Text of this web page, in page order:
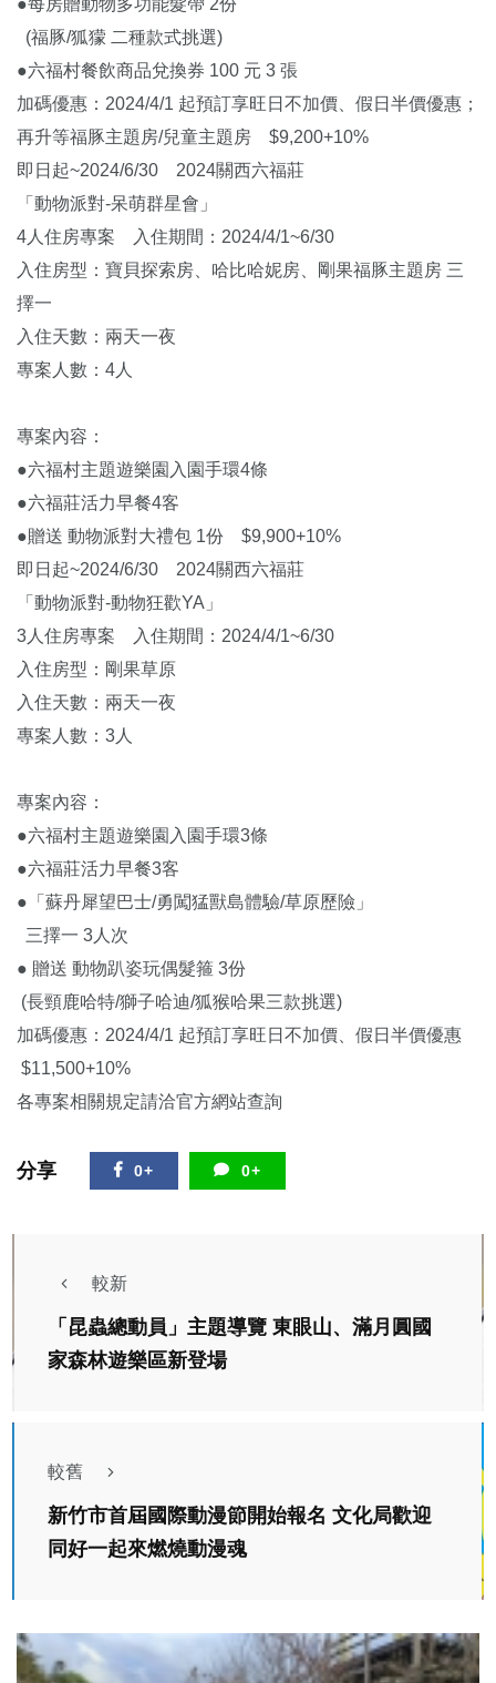
(福豚/狐獴 二種款式挑選)
●六福村餐飲商品兌換券 100 元 3 張
加碼優惠：2024/4/1 起預訂享旺日不加價、假日半價優惠；
再升等福豚主題房/兒童主題房 $9,200+10%
即日起~2024/6/30 2024關西六福莊
「動物派對-呆萌群星會」
4人住房專案 入住期間：2024/4/1~6/30
入住房型：寶貝探索房、哈比哈妮房、剛果福豚主題房 三
擇一
入住天數：兩天一夜
專案人數：4人
專案內容：
●六福村主題遊樂園入園手環4條
●六福莊活力早餐4客
●贈送 動物派對大禮包 1份 $9,900+10%
即日起~2024/6/30 2024關西六福莊
「動物派對-動物狂歡YA」
3人住房專案 入住期間：2024/4/1~6/30
入住房型：剛果草原
入住天數：兩天一夜
專案人數：3人
專案內容：
●六福村主題遊樂園入園手環3條
●六福莊活力早餐3客
●「蘇丹犀望巴士/勇闖猛獸島體驗/草原歷險」
三擇一 3人次
● 贈送 動物趴姿玩偶髮箍 3份
(長頸鹿哈特/獅子哈迪/狐猴哈果三款挑選)
加碼優惠：2024/4/1 起預訂享旺日不加價、假日半價優惠
$11,500+10%
各專案相關規定請洽官方網站查詢
分享 0+ 0+
較新
「昆蟲總動員」主題導覽 東眼山、滿月圓國
家森林遊樂區新登場
較舊
新竹市首屆國際動漫節開始報名 文化局歡迎
同好一起來燃燒動漫魂